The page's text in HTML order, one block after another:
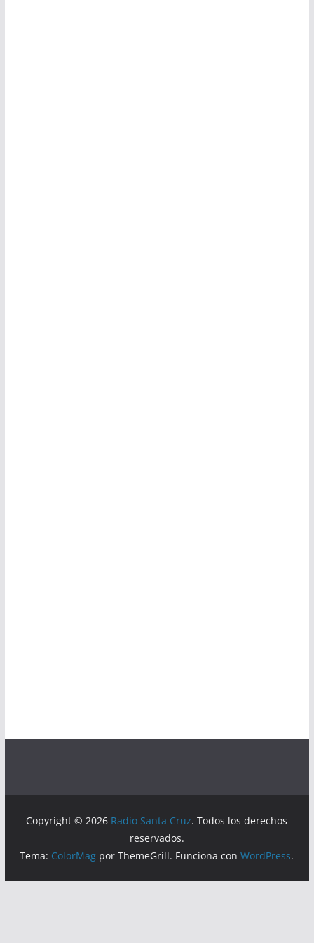
Copyright © 2026 Radio Santa Cruz. Todos los derechos
reservados.
Tema: ColorMag por ThemeGrill. Funciona conWordPress.